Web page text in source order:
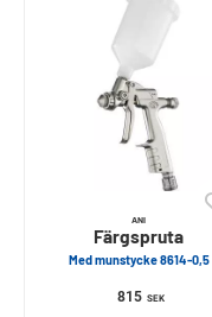
ANI
Färgspruta
Med munstycke 8614-0,5
815 SEK